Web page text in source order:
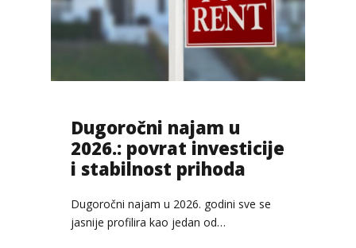
Dugoročni najam u
2026.: povrat investicije
i stabilnost prihoda
Dugoročni najam u 2026. godini sve se
jasnije profilira kao jedan od…